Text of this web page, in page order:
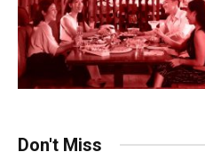
Don't Miss